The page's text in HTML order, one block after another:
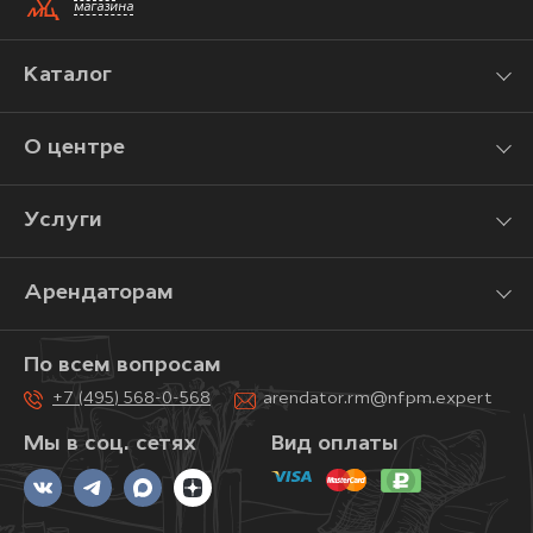
магазина
Каталог
О центре
Услуги
Арендаторам
Мы в соц. сетях
По всем вопросам
+7 (495) 568-0-568 arendator.rm@nfpm.expert
Вид оплаты